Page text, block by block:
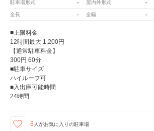
駐車場形式 - 屋内外形式 -
全長 - 全幅 -
■上限料金
12時間最大 1,200円
【通常駐車料金】
300円 60分
■駐車サイズ
ハイルーフ可
■入出庫可能時間
24時間
6 人がお気に入りの駐車場